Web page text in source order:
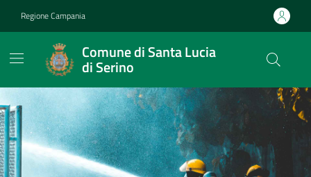
Regione Campania
Comune di Santa Lucia
di Serino